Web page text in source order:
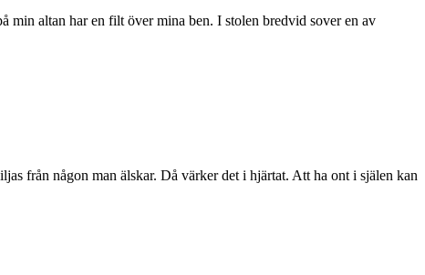
min altan har en filt över mina ben. I stolen bredvid sover en av
från någon man älskar. Då värker det i hjärtat. Att ha ont i själen kan